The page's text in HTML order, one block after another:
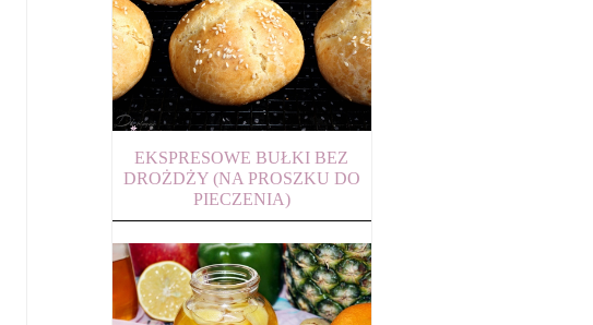
EKSPRESOWE BUŁKI BEZ
DROŻDŻY (NA PROSZKU DO
PIECZENIA)